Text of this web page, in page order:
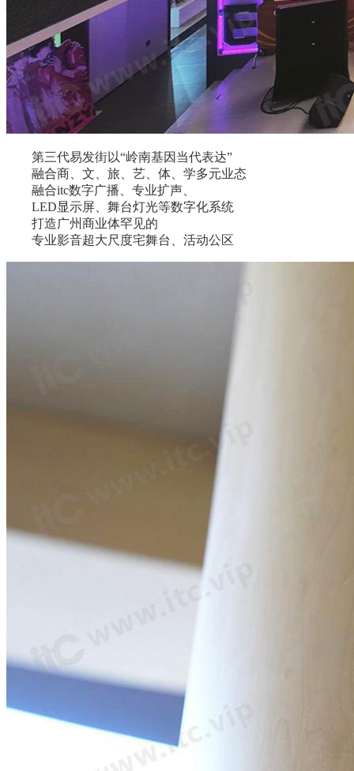
第三代易发街以“岭南基因当代表达”
融合商、文、旅、艺、体、学多元业态
融合itc数字广播、专业扩声、
LED显示屏、舞台灯光等数字化系统
打造广州商业体罕见的
专业影音超大尺度宅舞台、活动公区